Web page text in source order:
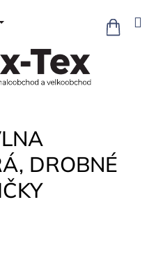
KOŠÍK
DROBNÉ